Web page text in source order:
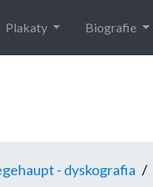
Plakaty Biografie
- dyskografia